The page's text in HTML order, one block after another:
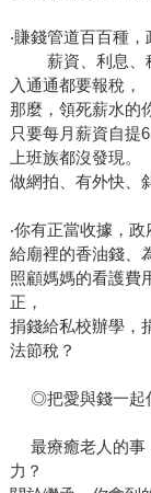
‧賺錢管道百百種，
薪資、利息、
入通通都要報稅，
那麼，領死薪水的
只要每月薪資自提
上班族都沒發現。
做網拍、有外快、
‧你有正當收據，政
給廟裡的香油錢、
照顧媽媽的看護費
正，
捐錢給私校辦學
法節稅？
◎把愛與錢一起
最療癒老人的事
力？